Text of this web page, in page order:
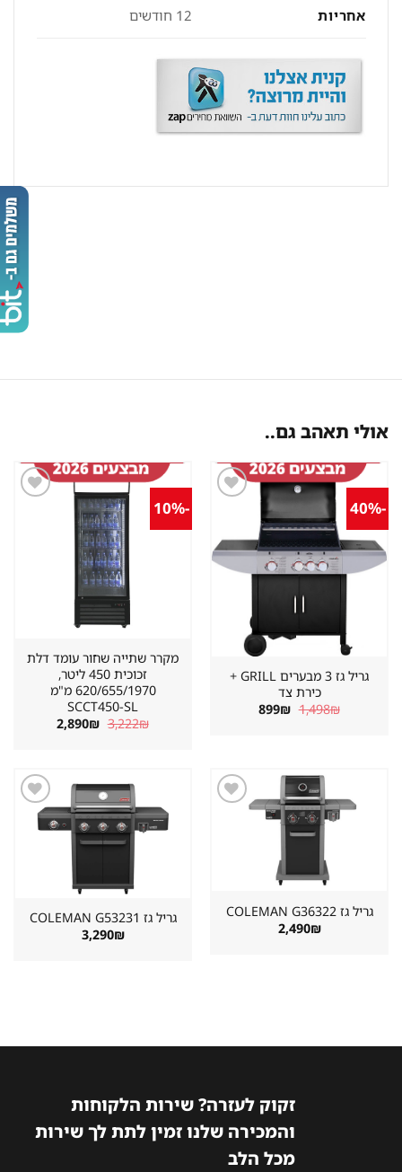
אחריות 12 חודשים
אולי תאהב גם..
במועדפים
גריל גז 3 מבערים GRILL +
כירת צד
1,498₪ המחיר
899₪ המחיר
מקרר שתייה שחור עומד דלת
זכוכית 450 ליטר,
620/655/1970 מ"מ
SCCT450-SL
3,222₪ המחיר
המקורי
2,890₪ המחיר
הנוכחי
גריל גז ⁦COLEMAN G36322⁩
2,490₪
שמור
מוצר
גריל גז ⁦COLEMAN G53231⁩
3,290₪
זקוק לעזרה? שירות הלקוחות
והמכירה שלנו זמין לתת לך שירות
מכל הלב